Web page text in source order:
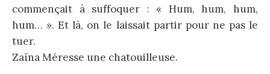
commençait à suffoquer : « Hum, hum, hum,
hum… ». Et là, on le laissait partir pour ne pas le
tuer.
Zaïna Méresse une chatouilleuse.